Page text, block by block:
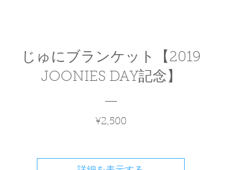
じゅにブランケット【2019
JOONIES DAY記念】
¥2,500価